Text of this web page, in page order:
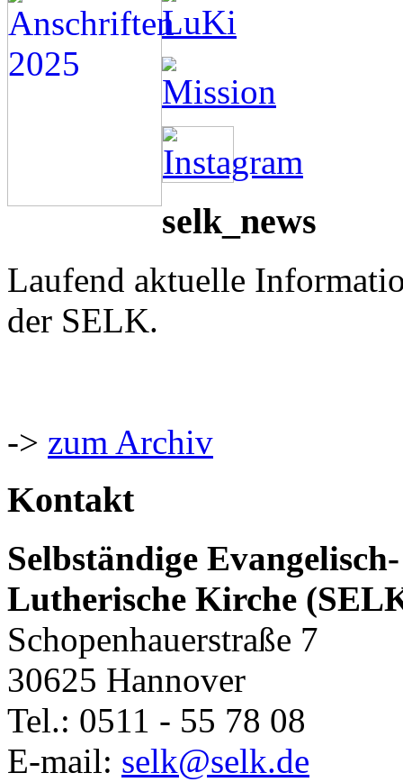
selk_news
Laufend aktuelle
der SELK.
-> zum Archiv
Kontakt
Selbständige Evangelisch-
Lutherische Kirche
Schopenhauerstraße 7
30625 Hannover
Tel.: 0511 - 55 78 08
E-mail: selk@selk.de